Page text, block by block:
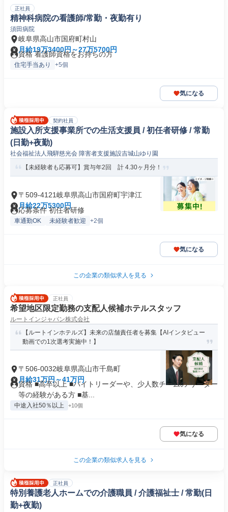
正社員
精神科病院の看護師/常勤・夜勤有り
須田病院
岐阜県高山市国府町村山
月給19万3400円～27万5700円
資格 看護師資格をお持ちの方
住宅手当あり +5個
気になる
契約社員
施設入所支援事業所での生活支援員 / 初任者研修 / 常勤
(日勤+夜勤)
社会福祉法人飛騨慈光会 障害者支援施設吉城山ゆり園
【未経験者も応募可】賞与年2回 計 4.30ヶ月分！
〒509-4121岐阜県高山市国府町宇津江
月給22万5300円
応募条件 初任者研修
車通勤OK 未経験者歓迎 +2個
気になる
この企業の類似求人を見る
正社員
希望地区限定勤務の支配人候補ホテルスタッフ
ルートインジャパン株式会社
【ルートインホテルズ】未来の店舗責任者を募集【AIインタビュー
動画での1次選考実施中！】
〒506-0032岐阜県高山市千島町
月給31万円～41万円
資格 ■高卒以上 ■バイトリーダーや、少人数チームの リーダー
等の経験がある方 ■基...
中途入社50％以上 +10個
気になる
この企業の類似求人を見る
正社員
特別養護老人ホームでの介護職員 / 介護福祉士 / 常勤(日
勤+夜勤)